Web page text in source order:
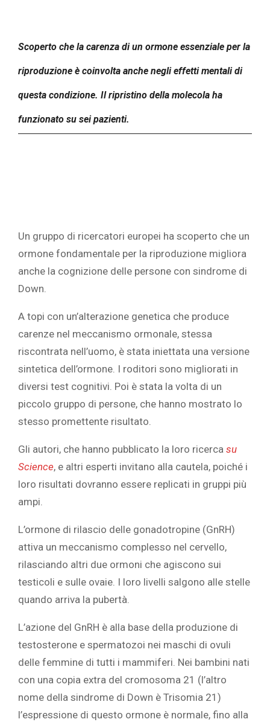
Scoperto che la carenza di un ormone essenziale per la
riproduzione è coinvolta anche negli effetti mentali di
questa condizione. Il ripristino della molecola ha
funzionato su sei pazienti.
Un gruppo di ricercatori europei ha scoperto che un
ormone fondamentale per la riproduzione migliora
anche la cognizione delle persone con sindrome di
Down.
A topi con un’alterazione genetica che produce
carenze nel meccanismo ormonale, stessa
riscontrata nell’uomo, è stata iniettata una versione
sintetica dell’ormone. I roditori sono migliorati in
diversi test cognitivi. Poi è stata la volta di un
piccolo gruppo di persone, che hanno mostrato lo
stesso promettente risultato.
Gli autori, che hanno pubblicato la loro ricerca su
Science, e altri esperti invitano alla cautela, poiché i
loro risultati dovranno essere replicati in gruppi più
ampi.
L’ormone di rilascio delle gonadotropine (GnRH)
attiva un meccanismo complesso nel cervello,
rilasciando altri due ormoni che agiscono sui
testicoli e sulle ovaie. I loro livelli salgono alle stelle
quando arriva la pubertà.
L’azione del GnRH è alla base della produzione di
testosterone e spermatozoi nei maschi di ovuli
delle femmine di tutti i mammiferi. Nei bambini nati
con una copia extra del cromosoma 21 (l’altro
nome della sindrome di Down è Trisomia 21)
l’espressione di questo ormone è normale, fino alla